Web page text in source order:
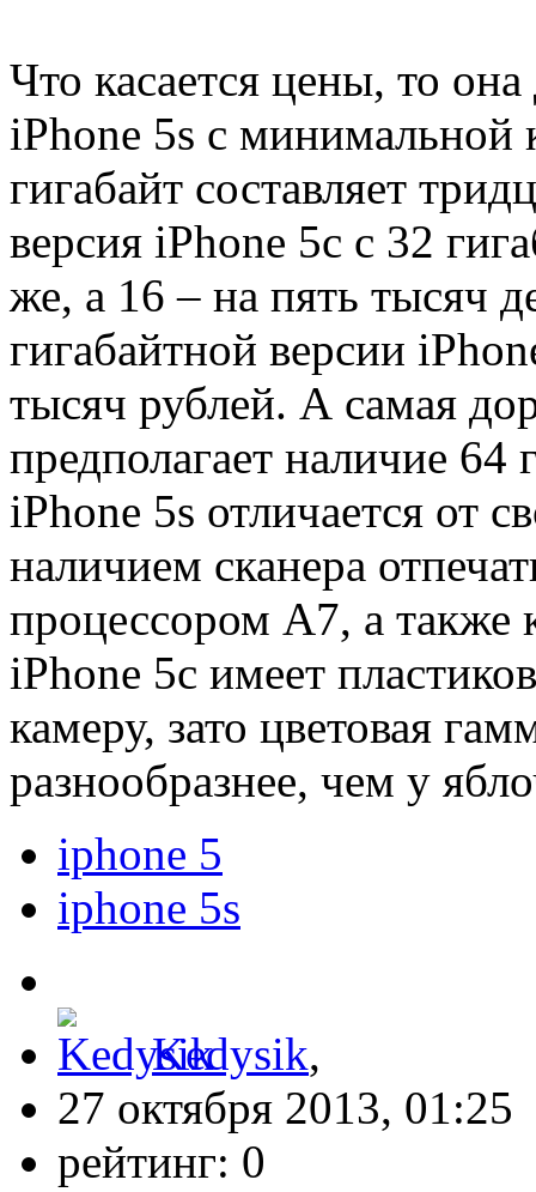
Что касается цены, то
iPhone 5s с минимальной
гигабайт составляет
версия iPhone 5c с 32
же, а 16 – на пять тысяч
гигабайтной версии
тысяч рублей. А самая
предполагает наличие 64
iPhone 5s отличается от
наличием сканера
процессором A7, а также
iPhone 5c имеет
камеру, зато цветовая
разнообразнее, чем у
iphone 5
iphone 5s
Kedysik,
27 октября 2013, 01:25
рейтинг: 0